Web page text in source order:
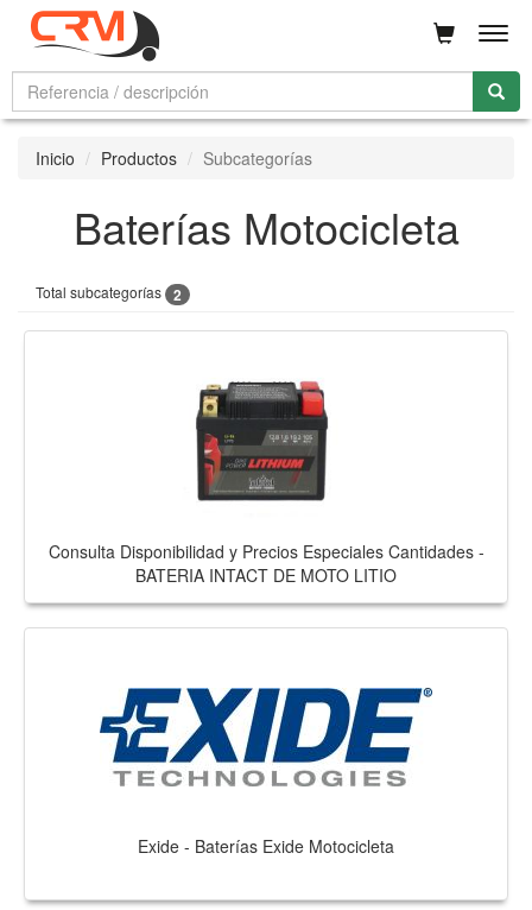
Inicio Productos Subcategorías
Baterías Motocicleta
Total subcategorías 2
Consulta Disponibilidad y Precios Especiales Cantidades -
BATERIA INTACT DE MOTO LITIO
Exide - Baterías Exide Motocicleta